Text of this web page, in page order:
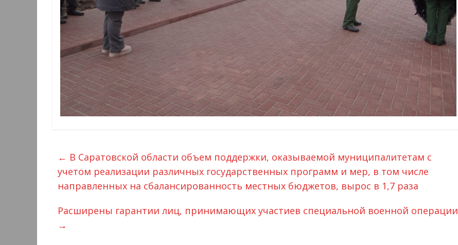
← В Саратовской области объем поддержки, оказываемой муниципалитетам с
учетом реализации различных государственных программ и мер, в том числе
направленных на сбалансированность местных бюджетов, вырос в 1,7 раза
Расширены гарантии лиц, принимающих участиев специальной военной операции
→